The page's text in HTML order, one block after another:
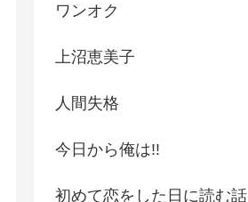
ワンオク
上沼恵美子
人間失格
今日から俺は!!
初めて恋をした日に読む話